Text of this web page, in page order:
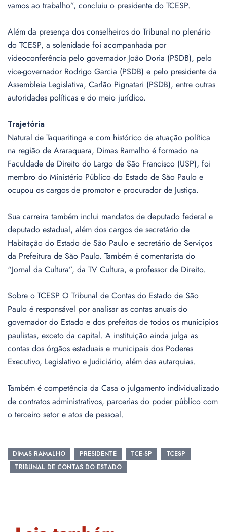
vamos ao trabalho”, concluiu o presidente do TCESP.
Além da presença dos conselheiros do Tribunal no plenário
do TCESP, a solenidade foi acompanhada por
videoconferência pelo governador João Doria (PSDB), pelo
vice-governador Rodrigo Garcia (PSDB) e pelo presidente da
Assembleia Legislativa, Carlão Pignatari (PSDB), entre outras
autoridades políticas e do meio jurídico.
Trajetória
Natural de Taquaritinga e com histórico de atuação política
na região de Araraquara, Dimas Ramalho é formado na
Faculdade de Direito do Largo de São Francisco (USP), foi
membro do Ministério Público do Estado de São Paulo e
ocupou os cargos de promotor e procurador de Justiça.
Sua carreira também inclui mandatos de deputado federal e
deputado estadual, além dos cargos de secretário de
Habitação do Estado de São Paulo e secretário de Serviços
da Prefeitura de São Paulo. Também é comentarista do
“Jornal da Cultura”, da TV Cultura, e professor de Direito.
Sobre o TCESP O Tribunal de Contas do Estado de São
Paulo é responsável por analisar as contas anuais do
governador do Estado e dos prefeitos de todos os municípios
paulistas, exceto da capital. A instituição ainda julga as
contas dos órgãos estaduais e municipais dos Poderes
Executivo, Legislativo e Judiciário, além das autarquias.
Também é competência da Casa o julgamento individualizado
de contratos administrativos, parcerias do poder público com
o terceiro setor e atos de pessoal.
DIMAS RAMALHO PRESIDENTE TCE-SP
TCESP
TRIBUNAL DE CONTAS DO ESTADO